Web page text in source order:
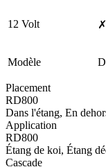
12 Volt ✗
Modèle
Placement
RD800
Dans l'étang, En
Application
RD800
Étang de koi, Étang
Cascade